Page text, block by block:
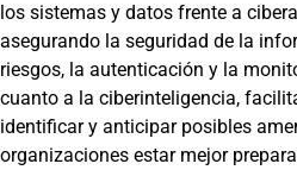
los sistemas y datos frente a
asegurando la seguridad de la
riesgos, la autenticación y la
cuanto a la ciberinteligencia,
identificar y anticipar posibles
organizaciones estar mejor